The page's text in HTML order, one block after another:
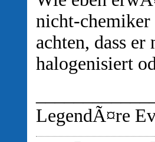
nicht-chemiker
achten, dass
halogenisiert
LegendÃ¤re